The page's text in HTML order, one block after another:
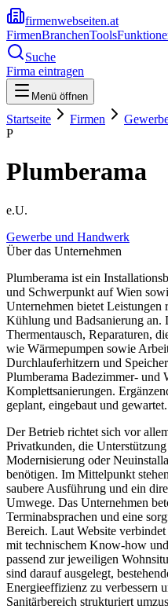
firmenwebseiten.at
FirmenBranchenTools
Suche
Firma eintragen
Menü öffnen
Startseite Firmen
P
Plumberama
e.U.
Gewerbe und Handwerk
Über das Unternehmen
Plumberama ist ein
und Schwerpunkt auf Wien
Unternehmen bietet Leistungen
Kühlung und Badsanierung an.
Thermentausch, Reparaturen,
wie Wärmepumpen sowie
Durchlauferhitzern und
Plumberama Badezimmer- und
Komplettsanierungen.
geplant, eingebaut und gewartet.
Der Betrieb richtet sich vor
Privatkunden, die
Modernisierung oder
benötigen. Im Mittelpunkt
saubere Ausführung und ein
Umwege. Das Unternehmen
Terminabsprachen und eine
Bereich. Laut Website
mit technischem Know-how
passend zur jeweiligen
sind darauf ausgelegt,
Energieeffizienz zu verbessern
Sanitärbereich strukturiert